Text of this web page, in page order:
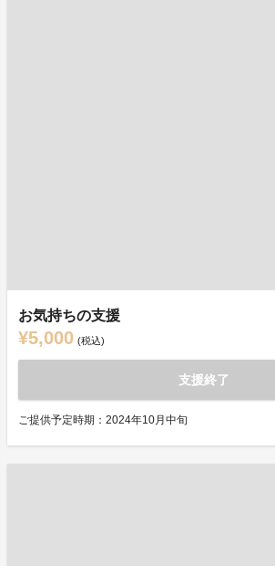
お気持ちの支援
¥5,000 (税込)
支援終了
ご提供予定時期：2024年10月中旬